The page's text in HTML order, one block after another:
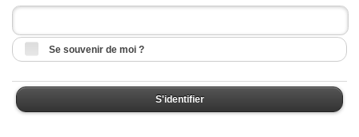
Se souvenir de moi ?
S'identifier